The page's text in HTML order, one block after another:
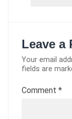
Leave a
Your email
fields are
Comment *